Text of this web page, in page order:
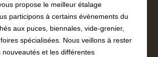
propose le meilleur étalage
participons à certains évènements du
aux puces, biennales, vide-grenier,
spécialisées. Nous veillons à rester
nouveautés et les différentes